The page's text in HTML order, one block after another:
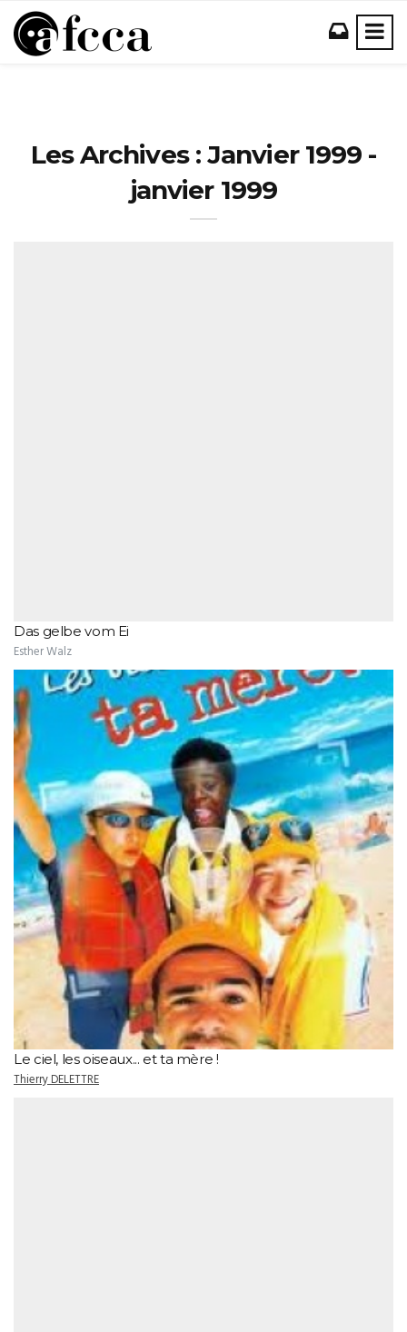
Les Archives : Janvier 1999 -
janvier 1999
Das gelbe vom Ei
Esther Walz
Le ciel, les oiseaux... et ta mère !
Thierry DELETTRE